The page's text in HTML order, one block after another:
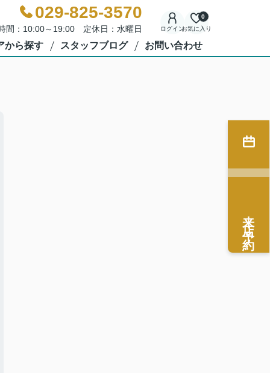
029-825-3570
間：10:00～19:00 定休日：水曜日 ログインお気に入り
0
から探す スタッフブログ お問い合わせ
来店予約